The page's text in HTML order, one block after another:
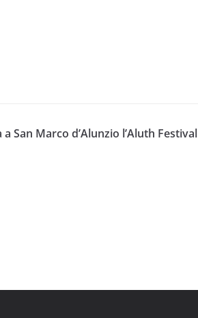
a San Marco d’Alunzio l’Aluth Festival